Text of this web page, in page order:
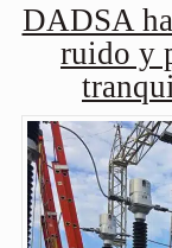
DADSA
ruido y